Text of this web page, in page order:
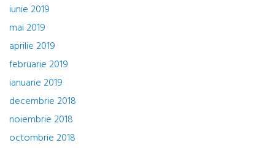
iunie 2019
mai 2019
aprilie 2019
februarie 2019
ianuarie 2019
decembrie 2018
noiembrie 2018
octombrie 2018